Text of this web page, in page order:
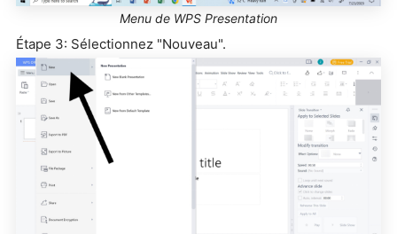
Menu de WPS Presentation
Étape 3: Sélectionnez "Nouveau".